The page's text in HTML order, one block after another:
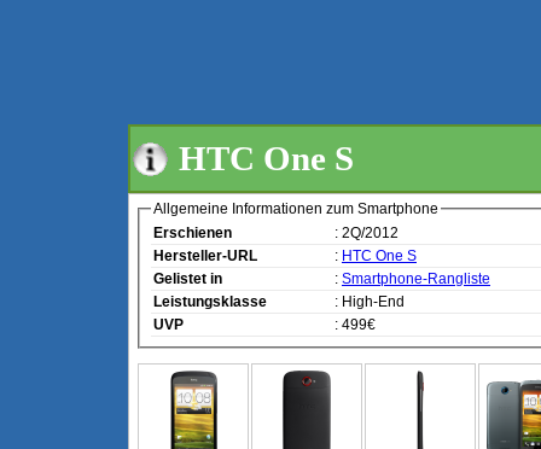
HTC One S
Allgemeine Informationen zum Smartphone
Erschienen
: 2Q/2012
Hersteller-URL
: HTC One S
Gelistet in
: Smartphone-Rangliste
Leistungsklasse
: High-End
UVP
: 499€